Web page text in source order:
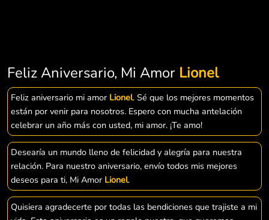
Feliz Aniversario, Mi Amor Lionel
Feliz aniversario mi amor Lionel. Sé que los mejores momentos
están por venir para nosotros. Espero con mucha antelación
celebrar un año más con usted, mi amor. ¡Te amo!
Desearía un mundo lleno de felicidad y alegría para nuestra
relación. Para nuestro aniversario, envío todos mis mejores
deseos para ti, Mi Amor Lionel.
Quisiera agradecerte por todas las bendiciones que trajiste a mi